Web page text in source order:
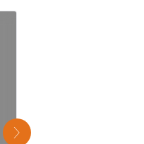
次のスライド